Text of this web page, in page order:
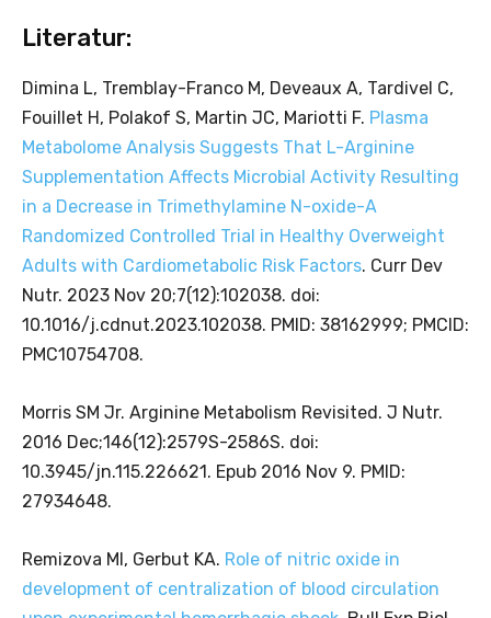
Literatur:
Dimina L, Tremblay-Franco M, Deveaux A, Tardivel C,
Fouillet H, Polakof S, Martin JC, Mariotti F. Plasma
Metabolome Analysis Suggests That L-Arginine
Supplementation Affects Microbial Activity Resulting
in a Decrease in Trimethylamine N-oxide-A
Randomized Controlled Trial in Healthy Overweight
Adults with Cardiometabolic Risk Factors. Curr Dev
Nutr. 2023 Nov 20;7(12):102038. doi:
10.1016/j.cdnut.2023.102038. PMID: 38162999; PMCID:
PMC10754708.
Morris SM Jr. Arginine Metabolism Revisited. J Nutr.
2016 Dec;146(12):2579S-2586S. doi:
10.3945/jn.115.226621. Epub 2016 Nov 9. PMID:
27934648.
Remizova MI, Gerbut KA. Role of nitric oxide in
development of centralization of blood circulation